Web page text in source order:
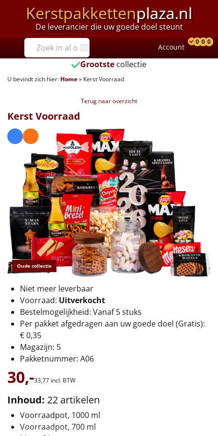
Kerstpakkettenplaza.nl
De leverancier die uw goede doel steunt
Prijzen
Tot €25
€25 tot €35
€40 tot €45
€45 tot €50
€50 tot €55
€55 tot €75
€75 tot €100
€100 en hoger
Alle kerstpakketten 2026
Thema
Origineel
Rituals
Luxe
Mannen
Vrouwen
Duurzaam
Account
0 0 0
Grootste collectie
U bevindt zich hier: Home» Kerst Voorraad
Terug naar overzicht
Oude collectie
Kerst Voorraad
Niet meer leverbaar
Voorraad: Uitverkocht
Bestelmogelijkheid: Vanaf 5 stuks
Per pakket afgedragen aan uw goede doel (Gratis):
€ 0,35
Magazijn: 5
Pakketnummer: A06
30,-33,77 incl. BTW
Inhoud: 22 artikelen
Voorraadpot, 1000 ml
Voorraadpot, 700 ml